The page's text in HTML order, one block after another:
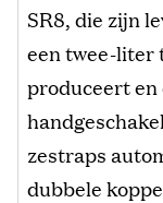
SR8, die zijn
een twee-liter
produceert en
zestraps
dubbele